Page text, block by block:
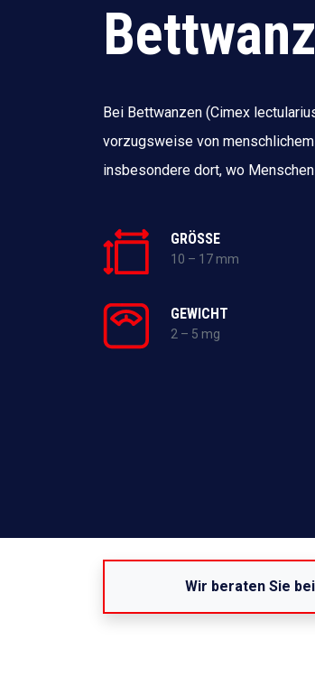
Bei Bettwanzen (Cimex
vorzugsweise von
insbesondere dort, wo
GRÖSSE
10 – 17 mm
GEWICHT
2 – 5 mg
Wir beraten Sie